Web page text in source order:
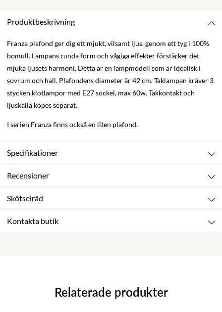
Produktbeskrivning
Franza plafond ger dig ett mjukt, vilsamt ljus, genom ett tyg i 100%
bomull. Lampans runda form och vågiga effekter förstärker det
mjuka ljusets harmoni. Detta är en lampmodell som är idealisk i
sovrum och hall. Plafondens diameter är 42 cm. Taklampan kräver 3
stycken klotlampor med E27 sockel, max 60w. Takkontakt och
ljuskälla köpes separat.
I serien Franza finns också en liten plafond.
Specifikationer
Recensioner
Skötselråd
Kontakta butik
Relaterade produkter